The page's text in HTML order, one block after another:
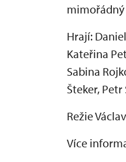
mimořádný
Hrají:
Kateřina
Sabina
Šteker,
Režie
Více